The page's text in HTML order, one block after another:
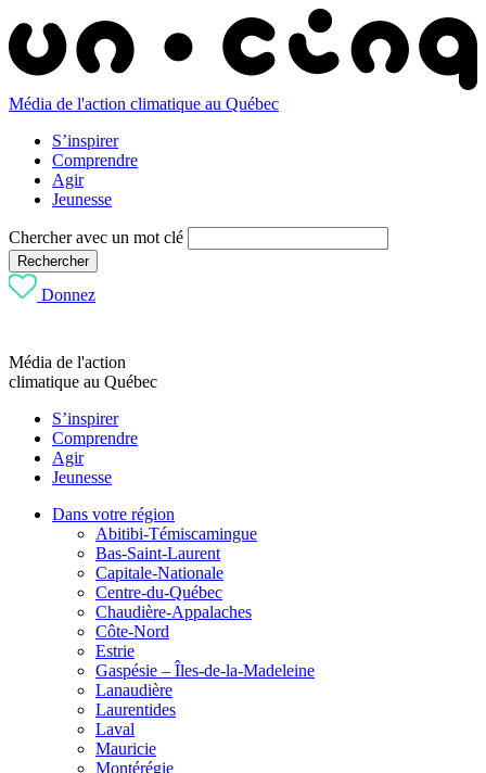
Média de l'action climatique au Québec
S’inspirer
Comprendre
Agir
Jeunesse
Chercher avec un mot clé
Rechercher
Donnez
Média de l'action
climatique au Québec
S’inspirer
Comprendre
Agir
Jeunesse
Dans votre région
Abitibi-Témiscamingue
Bas-Saint-Laurent
Capitale-Nationale
Centre-du-Québec
Chaudière-Appalaches
Côte-Nord
Estrie
Gaspésie – Îles-de-la-Madeleine
Lanaudière
Laurentides
Laval
Mauricie
Montérégie